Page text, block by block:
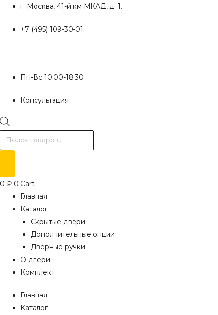
Перейти
содержимому
г. Москва, 41-й км МКАД, д. 1.
+7 (495) 109-30-01
Пн-Вс 10:00-18:30
Консультация
Поиск
товаров
0 ₽ 0 Cart
Главная
Каталог
Скрытые двери
Дополнительные опции
Дверные ручки
О двери
Комплект
Главная
Каталог